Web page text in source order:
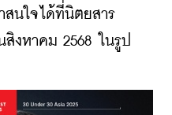
สนใจได้ที่นิตยสาร
สิงหาคม 2568 ในรูป